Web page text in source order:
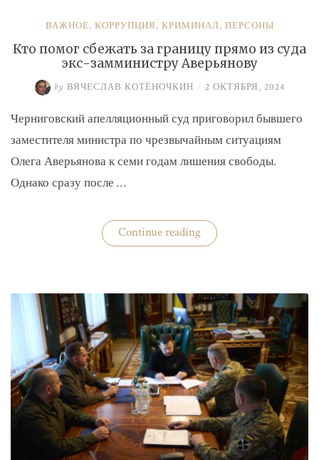
ВАЖНОЕ, КОРРУПЦИЯ, КРИМИНАЛ, ПЕРСОНЫ
Кто помог сбежать за границу прямо из суда
экс-замминистру Аверьянову
by ВЯЧЕСЛАВ КОТЁНОЧКИН / 2 ОКТЯБРЯ, 2024
Черниговский апелляционный суд приговорил бывшего
заместителя министра по чрезвычайным ситуациям
Олега Аверьянова к семи годам лишения свободы.
Однако сразу после …
Continue reading«Кто
помог
прямо
из
суда
экс-
замминистру
Аверьянову»